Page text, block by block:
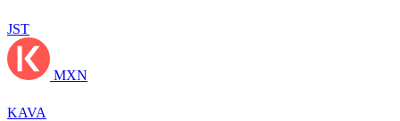
JST
MXN
KAVA